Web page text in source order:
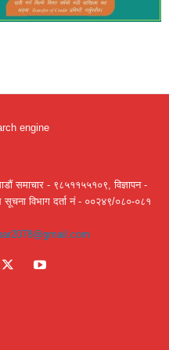
समाचार - ९८५११५५१०९, विज्ञापन -
विभाग दर्ता नं - ००२४९/०८०-०८१